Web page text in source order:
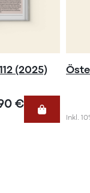
(2025)
€
Inkl.